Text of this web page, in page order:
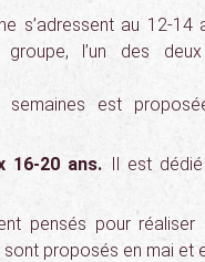
s’adressent au 12-
l’un des
est
16-20 ans. Il est
pensés pour
proposés en mai et